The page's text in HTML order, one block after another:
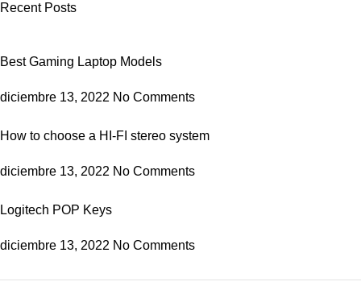
Recent Posts
Best Gaming Laptop Models
diciembre 13, 2022 No Comments
How to choose a HI-FI stereo system
diciembre 13, 2022 No Comments
Logitech POP Keys
diciembre 13, 2022 No Comments